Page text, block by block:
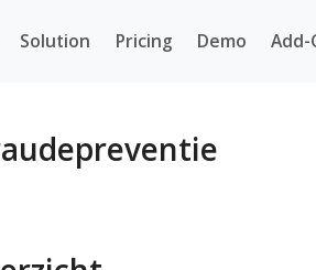
Solution Pricing Demo Add-